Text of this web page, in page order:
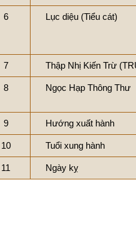
6 Lục diệu (Tiểu cát)
7 Thập Nhị Kiến Trừ
8 Ngọc Hạp Thông Thư
9 Hướng xuất hành
10 Tuổi xung hành
11 Ngày kỵ